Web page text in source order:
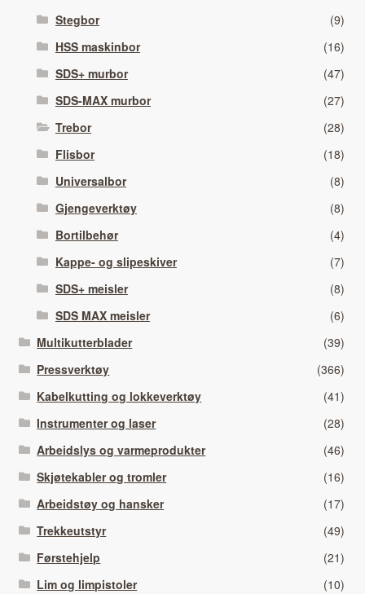
Stegbor
(9)
HSS maskinbor
(16)
SDS+ murbor
(47)
SDS-MAX murbor
(27)
Trebor
(28)
Flisbor
(18)
Universalbor
(8)
Gjengeverktøy
(8)
Bortilbehør
(4)
Kappe- og slipeskiver
(7)
SDS+ meisler
(8)
SDS MAX meisler
(6)
Multikutterblader
(39)
Pressverktøy
(366)
Kabelkutting og lokkeverktøy
(41)
Instrumenter og laser
(28)
Arbeidslys og varmeprodukter
(46)
Skjøtekabler og tromler
(16)
Arbeidstøy og hansker
(17)
Trekkeutstyr
(49)
Førstehjelp
(21)
Lim og limpistoler
(10)